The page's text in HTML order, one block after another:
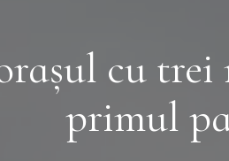
cu trei
primul